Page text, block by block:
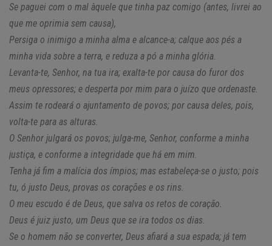
Se paguei com o mal àquele que tinha paz comigo (antes, livrei ao
que me oprimia sem causa),
Persiga o inimigo a minha alma e alcance-a; calque aos pés a
minha vida sobre a terra, e reduza a pó a minha glória.
Levanta-te, Senhor, na tua ira; exalta-te por causa do furor dos
meus opressores; e desperta por mim para o juízo que ordenaste.
Assim te rodeará o ajuntamento de povos; por causa deles, pois,
volta-te para as alturas.
O Senhor julgará os povos; julga-me, Senhor, conforme a minha
justiça, e conforme a integridade que há em mim.
Tenha já fim a malícia dos ímpios; mas estabeleça-se o justo; pois
tu, ó justo Deus, provas os corações e os rins.
O meu escudo é de Deus, que salva os retos de coração.
Deus é juiz justo, um Deus que se ira todos os dias.
Se o homem não se converter, Deus afiará a sua espada; já tem